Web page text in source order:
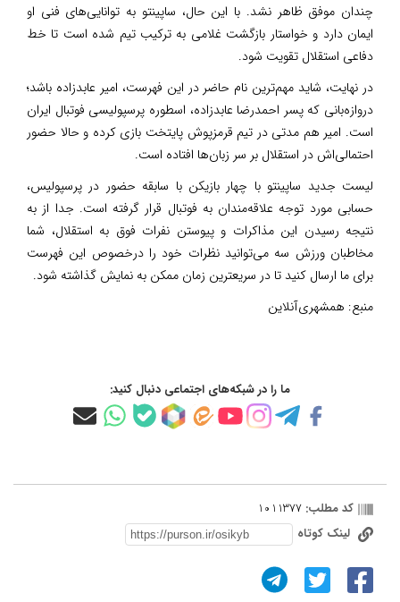
چندان موفق ظاهر نشد. با این حال، ساپینتو به توانایی‌های فنی او
ایمان دارد و خواستار بازگشت غلامی به ترکیب تیم شده است تا خط
دفاعی استقلال تقویت شود.
در نهایت، شاید مهم‌ترین نام حاضر در این فهرست، امیر عابدزاده باشد؛
دروازه‌بانی که پسر احمدرضا عابدزاده، اسطوره پرسپولیسی فوتبال ایران
است. امیر هم مدتی در تیم قرمزپوش پایتخت بازی کرده و حالا حضور
احتمالی‌اش در استقلال بر سر زبان‌ها افتاده است.
لیست جدید ساپینتو با چهار بازیکن با سابقه حضور در پرسپولیس،
حسابی مورد توجه علاقه‌مندان به فوتبال قرار گرفته است. جدا از به
نتیجه رسیدن این مذاکرات و پیوستن نفرات فوق به استقلال، شما
مخاطبان ورزش سه می‌توانید نظرات خود را درخصوص این فهرست
برای ما ارسال کنید تا در سریعترین زمان ممکن به نمایش گذاشته شود.
منبع: همشهری‌آنلاین
ما را در شبکه‌های اجتماعی دنبال کنید:
کد مطلب: 1011377
لینک کوتاه